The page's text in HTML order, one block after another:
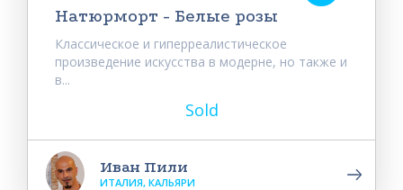
Натюрморт - Белые розы
Классическое и гиперреалистическое
произведение искусства в модерне, но также и
в...
Sold
Иван Пили
ИТАЛИЯ, КАЛЬЯРИ